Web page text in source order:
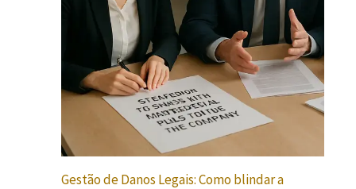
Gestão de Danos Legais: Como blindar a